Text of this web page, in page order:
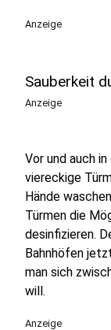
Anzeige
Sauberkeit
Anzeige
Vor und auch
viereckige
Hände
Türmen die
desinfizieren.
Bahnhöfen
man sich
will.
Anzeige